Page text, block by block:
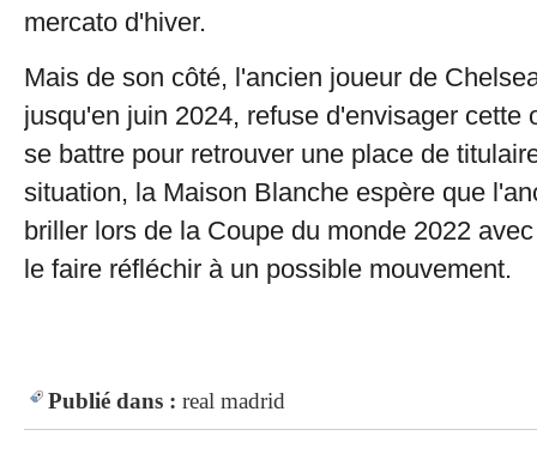
mercato d'hiver.
Mais de son côté, l'ancien joueur de
jusqu'en juin 2024, refuse d'envisager cette
se battre pour retrouver une place de
situation, la Maison Blanche espère que
briller lors de la Coupe du monde 2022
le faire réfléchir à un possible mouvement.
Publié dans : real madrid